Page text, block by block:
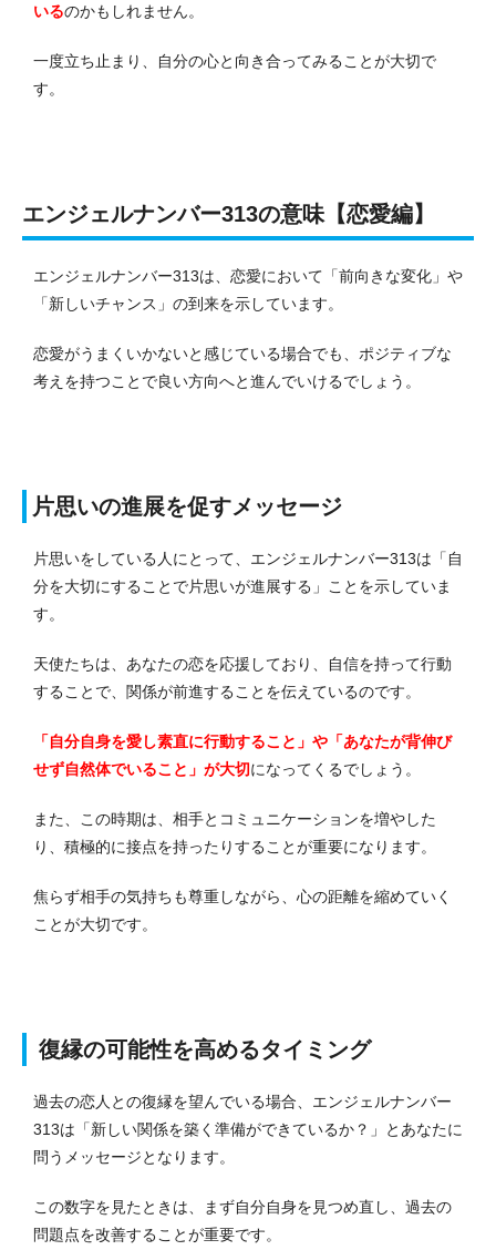
いるのかもしれません。
一度立ち止まり、自分の心と向き合ってみることが大切で
す。
エンジェルナンバー313の意味【恋愛編】
エンジェルナンバー313は、恋愛において「前向きな変化」や
「新しいチャンス」の到来を示しています。
恋愛がうまくいかないと感じている場合でも、ポジティブな
考えを持つことで良い方向へと進んでいけるでしょう。
片思いの進展を促すメッセージ
片思いをしている人にとって、エンジェルナンバー313は「自
分を大切にすることで片思いが進展する」ことを示していま
す。
天使たちは、あなたの恋を応援しており、自信を持って行動
することで、関係が前進することを伝えているのです。
「自分自身を愛し素直に行動すること」や「あなたが背伸び
せず自然体でいること」が大切になってくるでしょう。
また、この時期は、相手とコミュニケーションを増やした
り、積極的に接点を持ったりすることが重要になります。
焦らず相手の気持ちも尊重しながら、心の距離を縮めていく
ことが大切です。
復縁の可能性を高めるタイミング
過去の恋人との復縁を望んでいる場合、エンジェルナンバー
313は「新しい関係を築く準備ができているか？」とあなたに
問うメッセージとなります。
この数字を見たときは、まず自分自身を見つめ直し、過去の
問題点を改善することが重要です。